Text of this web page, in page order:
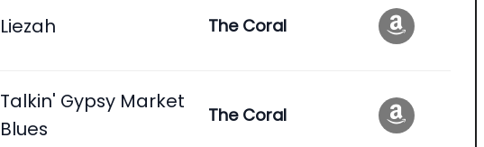
Liezah The Coral
Talkin' Gypsy Market
Blues
The Coral